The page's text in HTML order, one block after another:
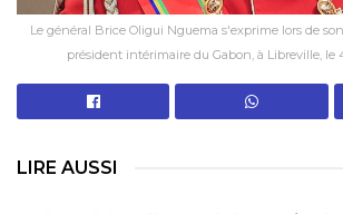
Le général Brice Oligui Nguema s'exprime lors de
président intérimaire du Gabon, à Libreville, le
LIRE AUSSI